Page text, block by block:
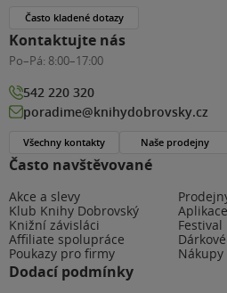
Často navštěvované
Akce a slevy
Klub Knihy Dobrovský
Knižní závisláci
Affiliate spolupráce
Poukazy pro firmy
Dodací podmínky
Často kladené dotazy
Kontaktujte nás
Po–Pá: 8:00–17:00
542 220 320
poradime@knihydobrovsky.cz
Všechny kontakty Naše prodejny